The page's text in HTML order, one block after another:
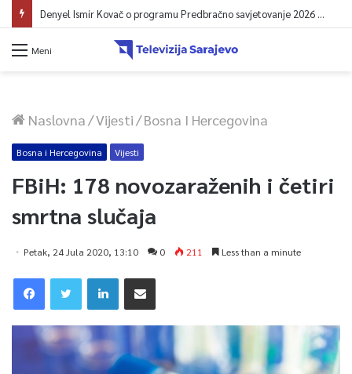
Denyel Ismir Kovač o programu Predbračno savjetovanje 2026 (video)
Meni
Naslovna/Vijesti/Bosna I Hercegovina
Bosna i Hercegovina Vijesti
FBiH: 178 novozaraženih i četiri
smrtna slučaja
Petak, 24 Jula 2020, 13:10 0 211 Less than a minute